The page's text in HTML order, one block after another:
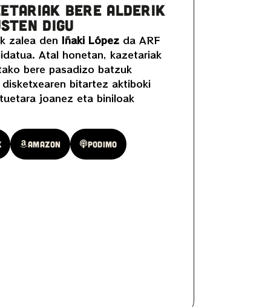
BERE ALDERIK
DIGU
zalea den Iñaki López da ARF
Atal honetan, kazetariak
bere pasadizo batzuk
bitartez aktiboki
joanez eta biniloak
Amazon Podimo